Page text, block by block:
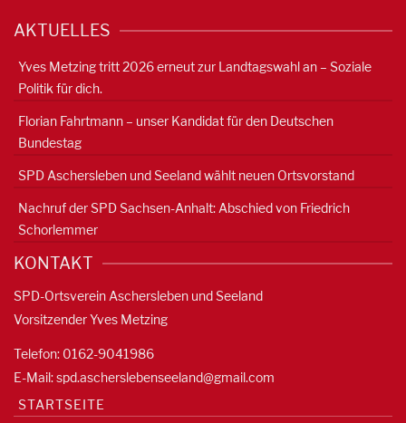
AKTUELLES
Yves Metzing tritt 2026 erneut zur Landtagswahl an – Soziale
Politik für dich.
Florian Fahrtmann – unser Kandidat für den Deutschen
Bundestag
SPD Aschersleben und Seeland wählt neuen Ortsvorstand
Nachruf der SPD Sachsen-Anhalt: Abschied von Friedrich
Schorlemmer
KONTAKT
SPD-Ortsverein Aschersleben und Seeland
Vorsitzender Yves Metzing
Telefon: 0162-9041986
E-Mail:spd.ascherslebenseeland@gmail.com
STARTSEITE